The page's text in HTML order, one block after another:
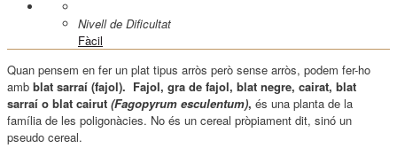
Nivell de Dificultat
Fàcil
Quan pensem en fer un plat tipus arròs però sense arròs, podem fer-ho
amb blat sarraí (fajol). Fajol, gra de fajol, blat negre, cairat, blat
sarraí o blat cairut (Fagopyrum esculentum), és una planta de la
família de les poligonàcies. No és un cereal pròpiament dit, sinó un
pseudo cereal.